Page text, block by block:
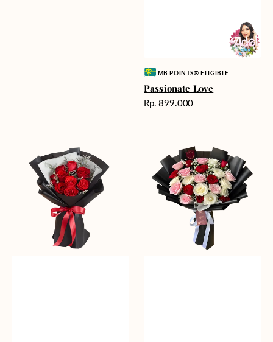
Vendor:MB POINTS® ELIGIBLE
Passionate Love
Harga
Rp. 899.000
Harmony
Unconditional